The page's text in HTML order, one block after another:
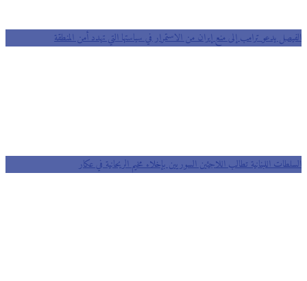
الفيصل يدعو ترامب إلى منع إيران من الاستمرار في سياستها التي تهدد أمن المنطقة
السلطات اللبنانية تطالب اللاجئين السوريين بإخلاء مخيم الريحانية في عكار